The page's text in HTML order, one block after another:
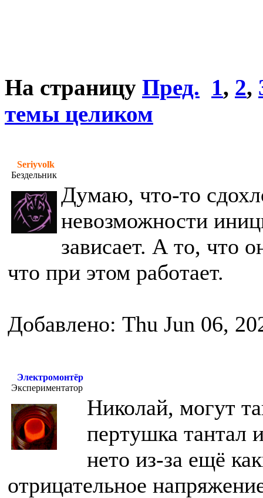
На страницу Пред. 1, 2,
темы целиком
Seriyvolk
Бездельник
Думаю, что-то
невозможности
зависает. А то, что
что при этом работает.
Добавлено: Thu Jun 06,
Электромонтёр
Экспериментатор
Николай, могут
пертушка тантал
нето из-за ещё
отрицательное